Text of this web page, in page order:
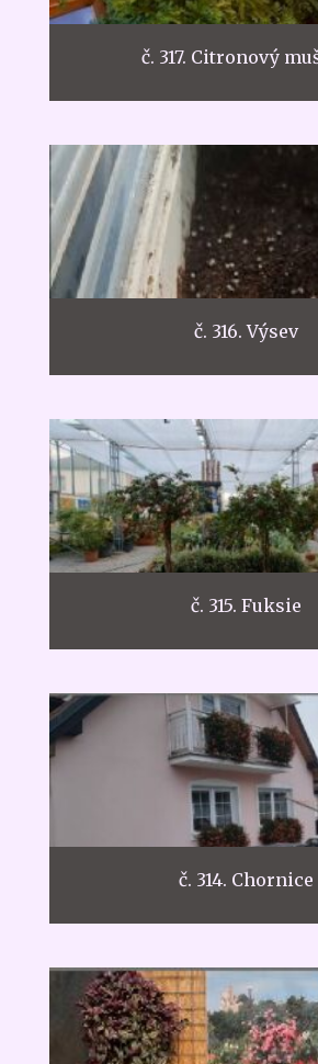
č. 317. Citronový
č. 316. Výsev
č. 315. Fuksie
č. 314. Chornice